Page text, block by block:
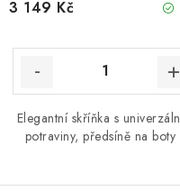
3 149 Kč
Elegantní skříňka s
potraviny, předsíně na